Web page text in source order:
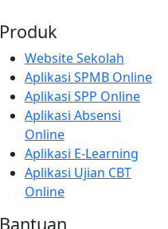
Produk
Website Sekolah
Aplikasi SPMB Online
Aplikasi SPP Online
Aplikasi Absensi
Online
Aplikasi E-Learning
Aplikasi Ujian CBT
Online
Bantuan